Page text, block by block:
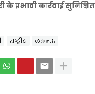
प्रभावी कार्रवाई
राष्ट्रीय लखनऊ